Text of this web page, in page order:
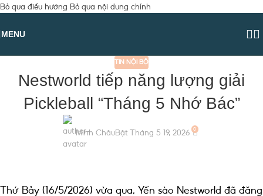
Bỏ qua điều hướng Bỏ qua nội dung chính
MENU
TIN NỘI BỘ
Nestworld tiếp năng lượng giải
Pickleball “Tháng 5 Nhớ Bác”
Minh ChâuBật Tháng 5 19, 2026
0
Thứ Bảy (16/5/2026) vừa qua, Yến sào Nestworld đã đăng